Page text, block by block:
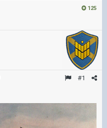
125
#1